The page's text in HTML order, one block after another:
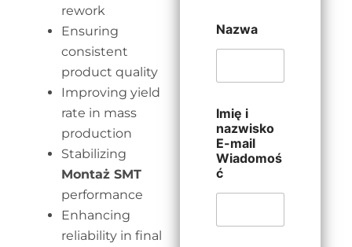
rework
Ensuring
consistent
product quality
Improving yield
rate in mass
production
Stabilizing
Montaż SMT
performance
Enhancing
reliability in final
Nazwa
Imię i
nazwisko
E-mail
Wiadomoś
ć